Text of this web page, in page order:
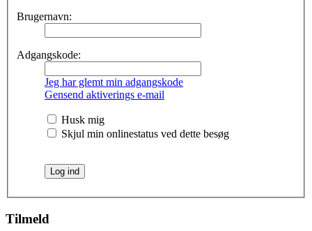
Brugernavn:
Adgangskode:
Jeg har glemt min adgangskode
Gensend aktiverings e-mail
Husk mig
Skjul min onlinestatus ved dette besøg
Tilmeld